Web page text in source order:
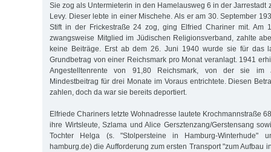
Sie zog als Untermieterin in den Hamelausweg 6 in der Jarrestadt
Levy. Dieser lebte in einer Mischehe. Als er am 30. September
Stift in der Frickestraße 24 zog, ging Elfried Chariner mit. Am
zwangsweise Mitglied im Jüdischen Religionsverband, zahlte
keine Beiträge. Erst ab dem 26. Juni 1940 wurde sie für das
Grundbetrag von einer Reichsmark pro Monat veranlagt. 1941
Angestelltenrente von 91,80 Reichsmark, von der sie im
Mindestbeitrag für drei Monate im Voraus entrichtete. Diesen
zahlen, doch da war sie bereits deportiert.
Elfriede Chariners letzte Wohnadresse lautete Krochmannstraße
ihre Wirtsleute, Szlama und Alice Gersztenzang/Gerstensang
Tochter Helga (s. "Stolpersteine in Hamburg-Winterhude"
hamburg.de) die Aufforderung zum ersten Transport "zum Aufbau